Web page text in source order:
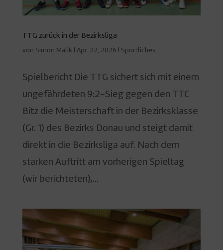
TTG zurück in der Bezirksliga
von Simon Malik Apr. 22, 2026 Sportliches
Spielbericht Die TTG sichert sich mit einem
ungefährdeten 9:2-Sieg gegen den TTC
Bitz die Meisterschaft in der Bezirksklasse
(Gr. 1) des Bezirks Donau und steigt damit
direkt in die Bezirksliga auf. Nach dem
starken Auftritt am vorherigen Spieltag
(wir berichteten),...